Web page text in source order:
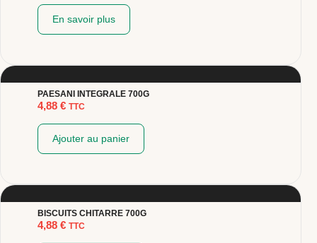
En savoir plus
PAESANI INTEGRALE 700G
4,88 € TTC
Ajouter au panier
BISCUITS CHITARRE 700G
4,88 € TTC